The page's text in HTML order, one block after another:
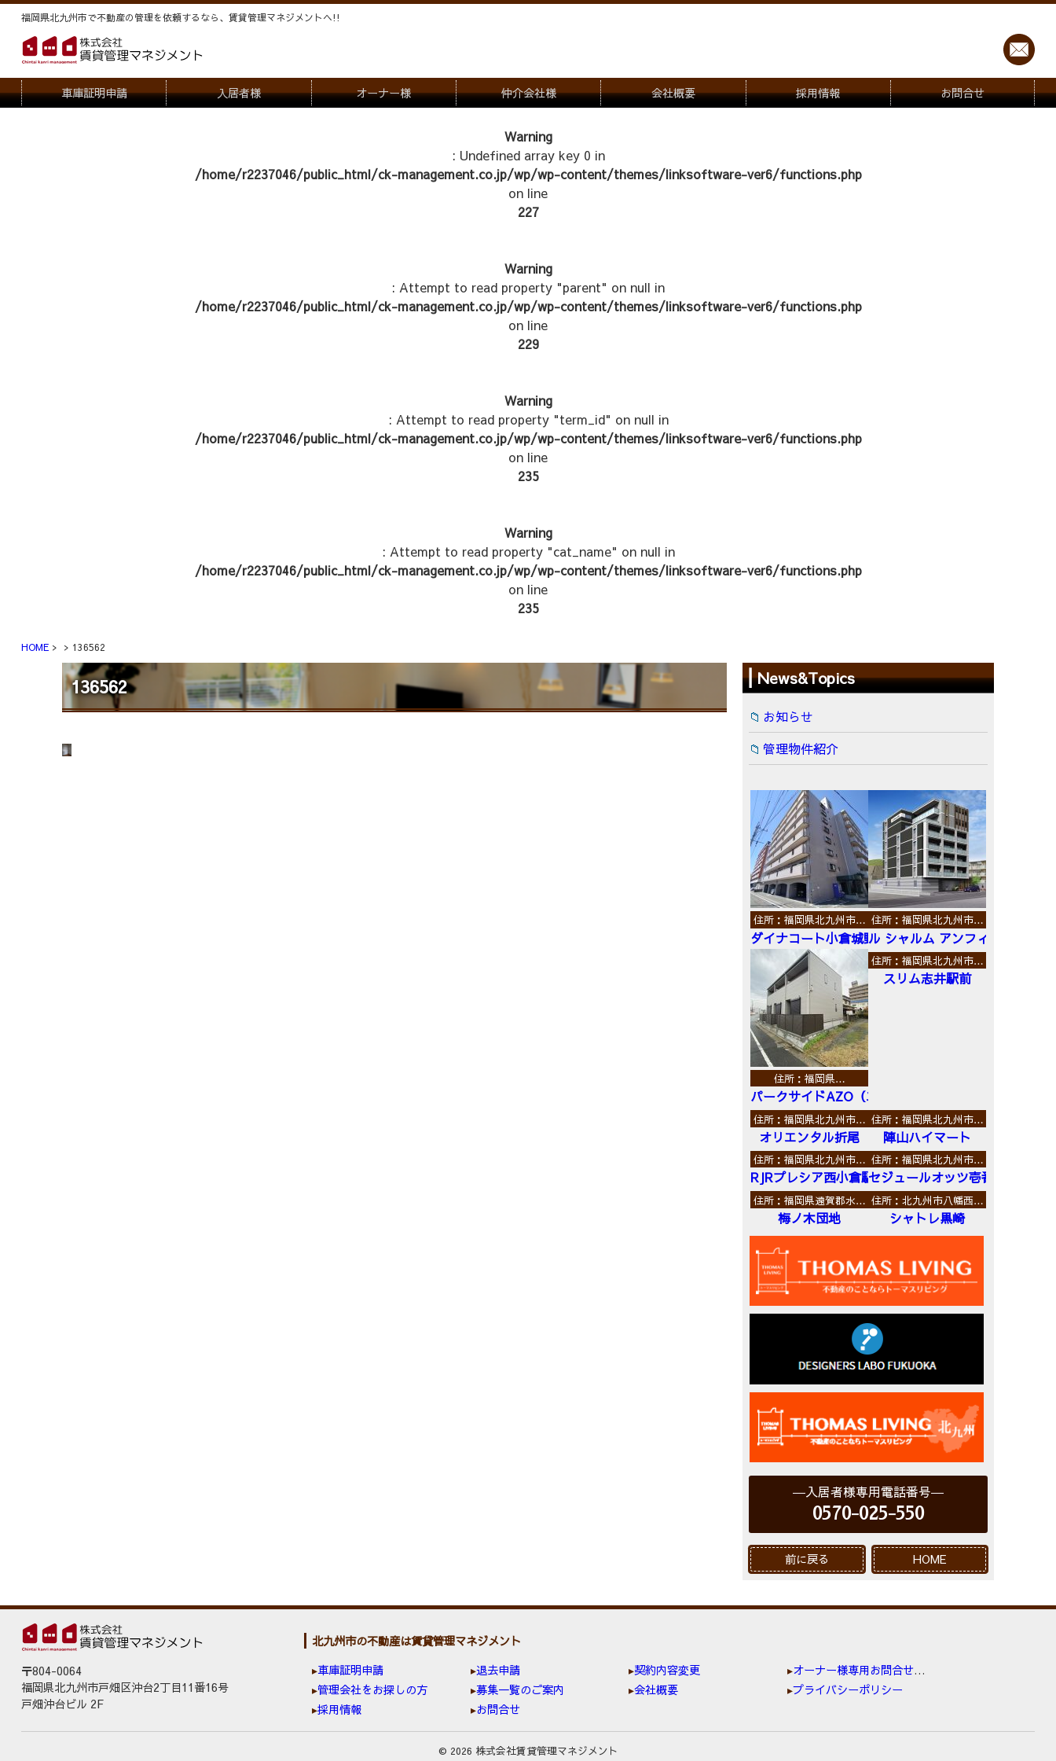
福岡県北九州市で不動産の管理を依頼するなら、賃貸管理マネジメントヘ!!
車庫証明申請 入居者様 オーナー様 仲介会社様
物件写真
管理物件紹介
会社概要 採用情報 お問合せ
Warning
: Undefined array key 0 in
/home/r2237046/public_html/ck-management.co.jp/wp/wp-content/themes/linksoftware-ver6/functions.php
on line
227
Warning
: Attempt to read property "parent" on null in
/home/r2237046/public_html/ck-management.co.jp/wp/wp-content/themes/linksoftware-ver6/functions.php
on line
229
Warning
: Attempt to read property "term_id" on null in
/home/r2237046/public_html/ck-management.co.jp/wp/wp-content/themes/linksoftware-ver6/functions.php
on line
235
Warning
: Attempt to read property "cat_name" on null in
/home/r2237046/public_html/ck-management.co.jp/wp/wp-content/themes/linksoftware-ver6/functions.php
on line
235
HOME 136562
136562 News&Topics
お知らせ
管理物件紹介
住所：福岡県北九州市…
ダイナコート小倉城野
住所：福岡県北九州市…
ル シャルム アンフィニ
住所：福岡県…
パークサイドAZO（エーゼットオー）
住所：福岡県北九州市…
スリム志井駅前
住所：福岡県北九州市…
オリエンタル折尾
住所：福岡県北九州市…
陣山ハイマート
住所：福岡県北九州市…
RJRプレシア西小倉駅前
住所：福岡県北九州市…
セジュールオッツ壱番館
住所：福岡県遠賀郡水…
梅ノ木団地
住所：北九州市八幡西…
シャトレ黒崎
入居者様専用電話番号
0570-025-550
前に戻る HOME
〒804-0064
福岡県北九州市戸畑区沖台2丁目11番16号
戸畑沖台ビル 2F
北九州市の不動産は賃貸管理マネジメント
車庫証明申請
退去申請 契約内容変更
オーナー様専用お問合せ窓口
管理会社をお探しの方
募集一覧のご案内 会社概要
プライバシーポリシー
採用情報
お問合せ
© 2026 株式会社賃貸管理マネジメント